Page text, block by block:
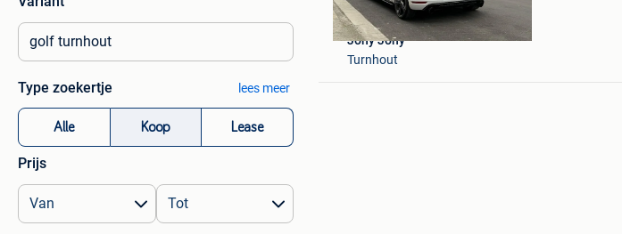
Type zoekertje lees meer
Alle Koop Lease
Prijs
Jony Jony
Turnhout